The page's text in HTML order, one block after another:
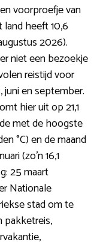
voorproefje van
land heeft 10,6
2026).
niet een bezoekje
reistijd voor
juni en september.
hier uit op 21,1
met de hoogste
°C) en de maand
(zo’n 16,1
25 maart
Nationale
stad om te
pakketreis,